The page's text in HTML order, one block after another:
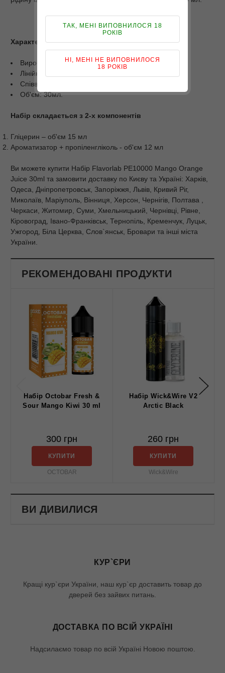
Характеристики
Виробник: Flavorlab;
Лінійка: PE10000;
Співвідношення PG/VG: 50/50;
Об'єм: 30мл.
Набір складається з 2-х компонентів
Гліцерин – об'єм 15 мл
Ароматизатор + пропіленгліколь - об'єм 12 мл
Ви можете купити Набiр Flavorlab PE10000 Mango Orange
Juice 30ml та замовити доставку по Києву та Україні: Харків,
Одеса, Дніпропетровськ, Запоріжжя, Львів, Кривий Ріг,
Миколаїв, Маріуполь, Вінниця, Херсон, Чернігів, Полтава ,
Черкаси, Житомир, Суми, Хмельницький, Чернівці, Рівне,
Кіровоград, Івано-Франківськ, Тернопіль, Кременчук, Луцьк,
Ужгород, Біла Церква, Слов`янськ, Бровари та інші міста
України.
РЕКОМЕНДОВАНІ ПРОДУКТИ
Набір Octobar Fresh &
Sour Mango Kiwi 30 ml
300 грн
КУПИТИ
OCTOBAR
Набір Wick&Wire V2
Arctic Black
260 грн
КУПИТИ
Wick&Wire
ВИ ДИВИЛИСЯ
КУР`ЄРИ
Кращі кур`єри України, наш кур`єр доставить товар до
дверей без зайвих питань.
ДОСТАВКА ПО ВСІЙ УКРАЇНІ
Надсилаємо товар по всій Україні Новою поштою.
ТАК, МЕНІ ВИПОВНИЛОСЯ 18
РОКІВ
НІ, МЕНІ НЕ ВИПОВНИЛОСЯ
18 РОКІВ